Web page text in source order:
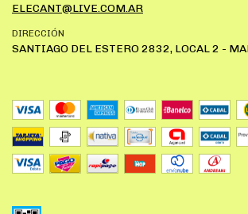
ELECANT@LIVE.COM.AR
DIRECCIÓN
SANTIAGO DEL ESTERO 2832, LOCAL 2 -